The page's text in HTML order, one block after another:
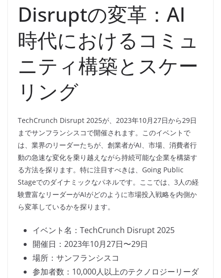
Disruptの変革：AI
時代におけるコミュ
ニティ構築とスケー
リング
TechCrunch Disrupt 2025が、2023年10月27日から29日
までサンフランシスコで開催されます。このイベントで
は、業界のリーダーたちが、創業者がAI、市場、消費者行
動の急速な変化を乗り越えながら持続可能な企業を構築す
る方法を探ります。特に注目すべきは、Going Public
Stageでのダイナミックなパネルです。ここでは、3人の経
験豊富なリーダーがAIがどのように市場投入戦略を内側か
ら変革しているかを探ります。
イベント名：TechCrunch Disrupt 2025
開催日：2023年10月27日〜29日
場所：サンフランシスコ
参加者数：10,000人以上のテクノロジーリーダ